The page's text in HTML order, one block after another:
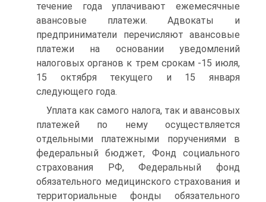
течение года уплачивают ежемесячные
авансовые платежи. Адвокаты и
предприниматели перечисляют авансовые
платежи на основании уведомлений
налоговых органов к трем срокам -15 июля,
15 октября текущего и 15 января
следующего года.
Уплата как самого налога, так и авансовых
платежей по нему осуществляется
отдельными платежными поручениями в
федеральный бюджет, Фонд социального
страхования РФ, Федеральный фонд
обязательного медицинского страхования и
территориальные фонды обязательного